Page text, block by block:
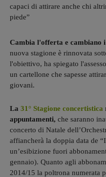
capaci di attirare anche chi
piede”
Cambia l'offerta e cambiano
nuova stagione è rinnovata
l'obiettivo, ha spiegato
un cartellone che sapesse
giovani.
La 31° Stagione concertistica
appuntamenti, che saranno
concerto di Natale
affiancherà la doppia data de
un’esibizione fuori
gennaio). Quanto agli
2014/15 la poltrona numerata